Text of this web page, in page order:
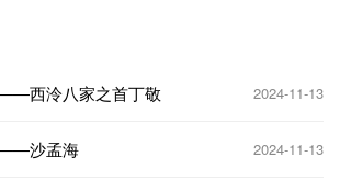
西泠八家之首丁敬 2024-11-13
——沙孟海 2024-11-13